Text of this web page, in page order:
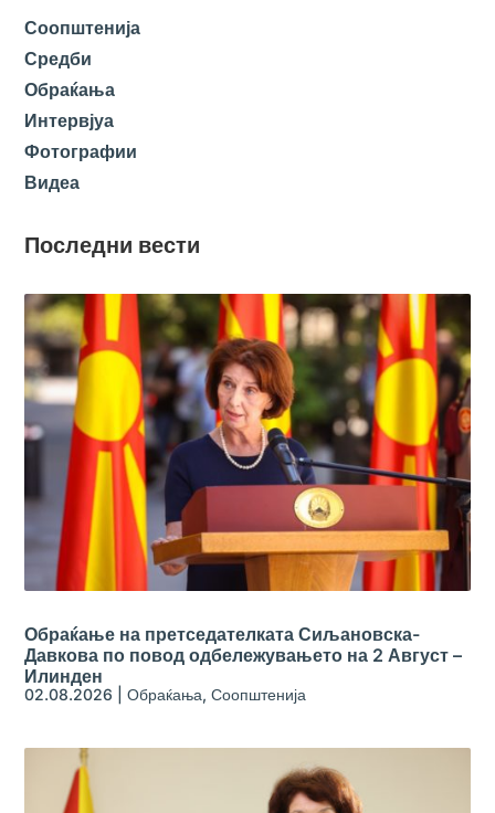
Соопштенија
Средби
Обраќања
Интервјуа
Фотографии
Видеа
Последни вести
Обраќање на претседателката Сиљановска-
Давкова по повод одбележувањето на 2 Август –
Илинден
02.08.2026 |Обраќања,Соопштенија